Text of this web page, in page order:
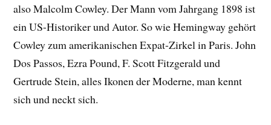
also Malcolm Cowley. Der Mann vom Jahrgang 1898 ist
ein US-Historiker und Autor. So wie Hemingway gehört
Cowley zum amerikanischen Expat-Zirkel in Paris. John
Dos Passos, Ezra Pound, F. Scott Fitzgerald und
Gertrude Stein, alles Ikonen der Moderne, man kennt
sich und neckt sich.